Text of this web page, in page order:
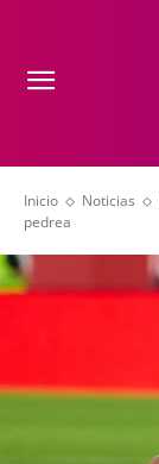
Inicio Noticias
pedrea